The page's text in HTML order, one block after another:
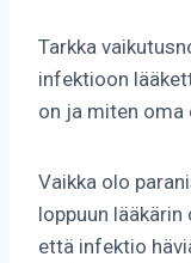
Tarkka
infektioon
on ja miten
Vaikka olo
loppuun
että infektio